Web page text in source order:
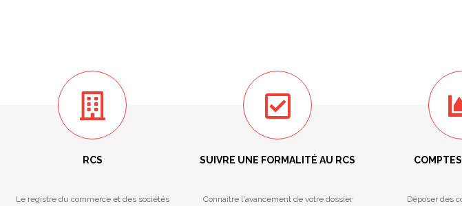
RCS
Le registre du commerce et des sociétés
SUIVRE UNE FORMALITÉ AU RCS
Connaitre l'avancement de votre dossier
Déposer des